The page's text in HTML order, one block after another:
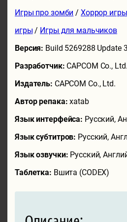
Игры про зомби / Хоррор игры
игры / Игры для мальчиков
Версия: Build 5269288 Update 3
Разработчик: CAPCOM Co., Ltd.
Издатель: CAPCOM Co., Ltd.
Автор репака:xatab
Язык интерфейса: Русский,
Язык субтитров: Русский,
Язык озвучки: Русский,
Таблетка: Вшита (CODEX)